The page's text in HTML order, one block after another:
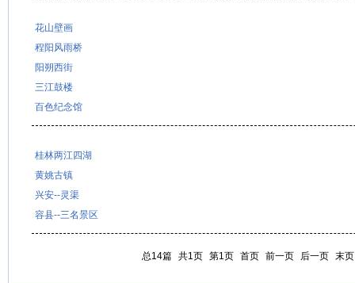
花山壁画
程阳风雨桥
阳朔西街
三江鼓楼
百色纪念馆
桂林两江四湖
黄姚古镇
兴安--灵渠
容县--三名景区
总14篇 共1页 第1页 首页 前一页 后一页 末页